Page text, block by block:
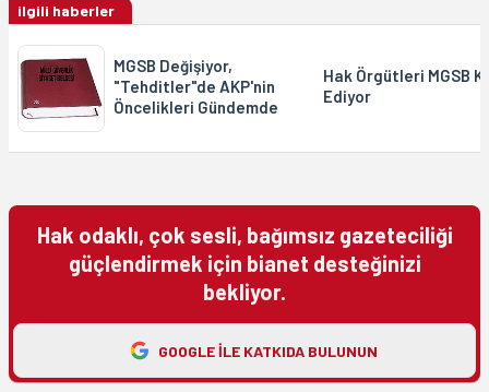
ilgili haberler
MGSB Değişiyor,
"Tehditler"de AKP'nin
Öncelikleri Gündemde
Hak Örgütleri MGSB
Ediyor
Hak odaklı, çok sesli, bağımsız gazeteciliği
güçlendirmek için bianet desteğinizi
bekliyor.
GOOGLE ILE KATKIDA BULUNUN